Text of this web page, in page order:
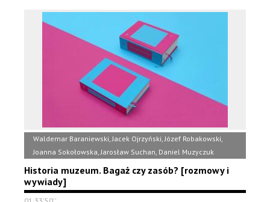
Waldemar Baraniewski, Jacek Ojrzyński, Józef Robakowski,
Joanna Sokołowska, Jarosław Suchan, Daniel Muzyczuk
Historia muzeum. Bagaż czy zasób? [rozmowy i
wywiady]